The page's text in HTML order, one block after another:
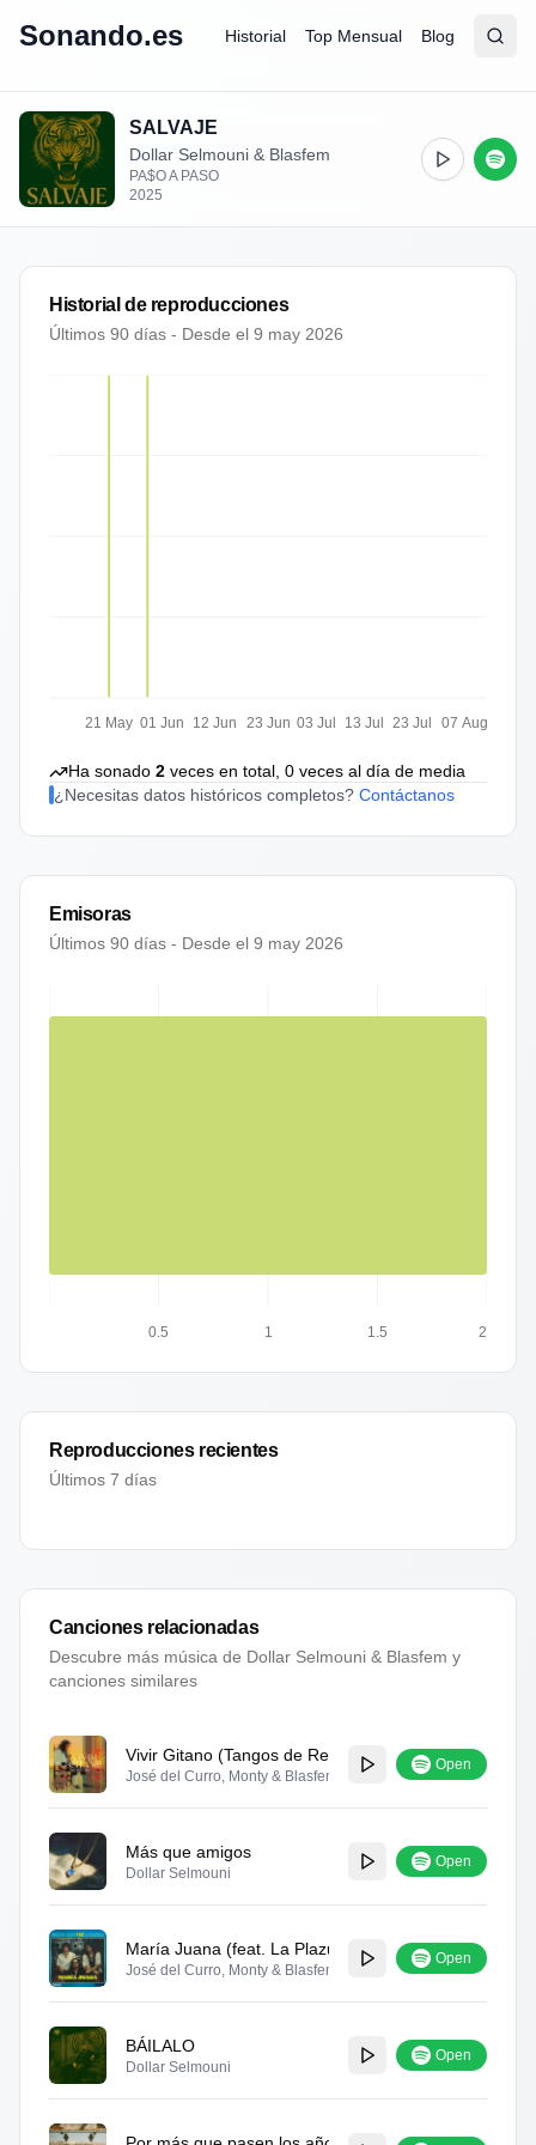
Sonando.es Historial Top Mensual Blog
Abrir
SALVAJE
Dollar Selmouni & Blasfem
PA$O A PASO
2025
Historial de reproducciones
Últimos 90 días - Desde el 9 may 2026
21 May 01 Jun 12 Jun 23 Jun 03 Jul 13 Jul 23 Jul 07 Aug
Ha sonado 2 veces en total, 0 veces al día de media
¿Necesitas datos históricos completos? Contáctanos
Emisoras
Últimos 90 días - Desde el 9 may 2026
0.5 1 1.5 2
Reproducciones recientes
Últimos 7 días
Canciones relacionadas
Descubre más música de Dollar Selmouni & Blasfem y
canciones similares
Vivir Gitano (Tangos de Reunión) [feat. Israel
José del Curro, Monty & Blasfem
Open
Más que amigos
Dollar Selmouni
Open
María Juana (feat. La Plazuela)
José del Curro, Monty & Blasfem
Open
BÁILALO
Dollar Selmouni
Open